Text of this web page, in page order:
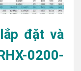
đặt và
0200-